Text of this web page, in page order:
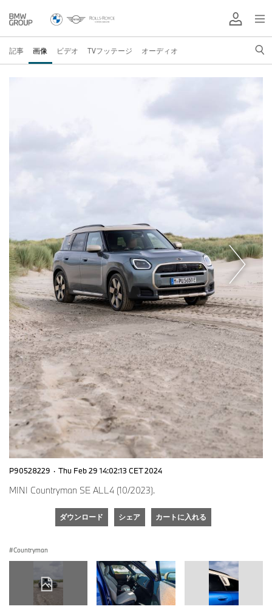
記事 画像 ビデオ TVフッテージ オーディオ
P90528229 · Thu Feb 29 14:02:13 CET 2024
MINI Countryman SE ALL4 (10/2023).
ダウンロード シェア カートに入れる
Countryman